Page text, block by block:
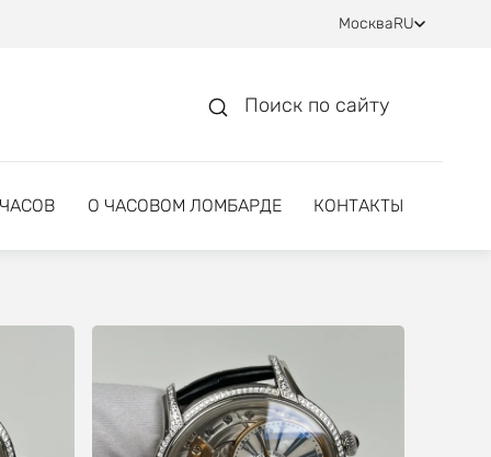
МоскваRU
Поиск по сайту
О ЧАСОВОМ ЛОМБАРДЕ КОНТАКТЫ